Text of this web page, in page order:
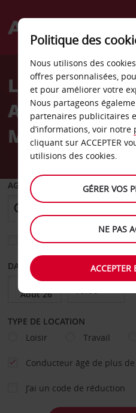
Welcome
AvisLocation de
Aéroport
Malte
AGENCE DE DÉPART
Sélectionnez une autre
DATE DE DÉPART
TYPE DE LOCATION
Loisir
Travail
Conducteur âgé de plus
J’ai un code de réduction
Politique des
Nous utilisons des
offres personnalisées,
et pour améliorer votre
Nous partageons
partenaires publicitaires
d’informations, voir notre
cliquant sur ACCEPTER
utilisions des cookies.
GÉRER VOS
NE PAS
ACCEPTER